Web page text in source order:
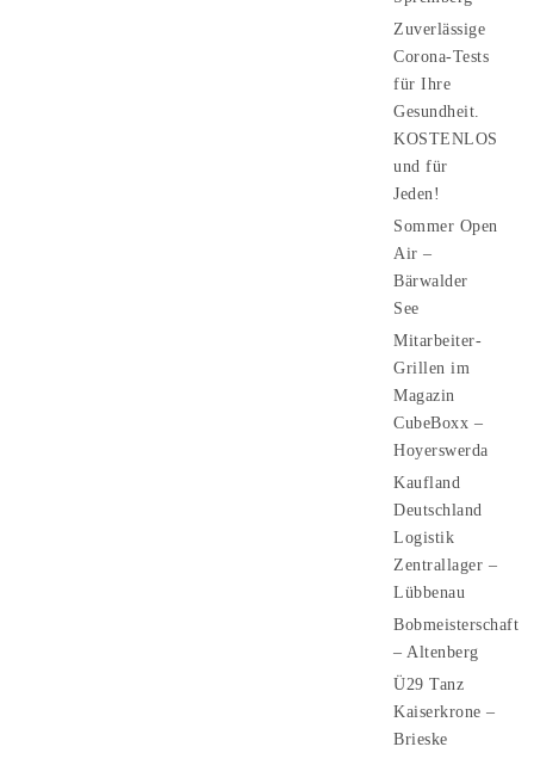
Zuverlässige
Corona-Tests
für Ihre
Gesundheit.
KOSTENLOS
und für
Jeden!
Sommer Open
Air –
Bärwalder
See
Mitarbeiter-
Grillen im
Magazin
CubeBoxx –
Hoyerswerda
Kaufland
Deutschland
Logistik
Zentrallager –
Lübbenau
Bobmeisterschaft
– Altenberg
Ü29 Tanz
Kaiserkrone –
Brieske